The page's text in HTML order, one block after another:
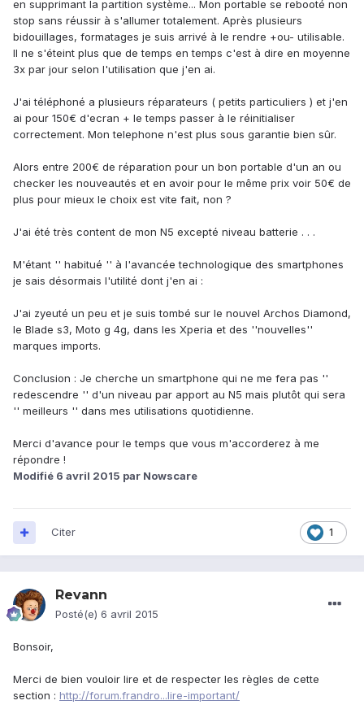
en supprimant la partition système... Mon portable se rebooté non
stop sans réussir à s'allumer totalement. Après plusieurs
bidouillages, formatages je suis arrivé à le rendre +ou- utilisable.
Il ne s'éteint plus que de temps en temps c'est à dire en moyenne
3x par jour selon l'utilisation que j'en ai.
J'ai téléphoné a plusieurs réparateurs ( petits particuliers ) et j'en
ai pour 150€ d'ecran + le temps passer à le réinitialiser
correctement. Mon telephone n'est plus sous garantie bien sûr.
Alors entre 200€ de réparation pour un bon portable d'un an ou
checker les nouveautés et en avoir pour le même prix voir 50€ de
plus pour mieux le choix est vite fait, non ?
J'ai été très content de mon N5 excepté niveau batterie . . .
M'étant '' habitué '' à l'avancée technologique des smartphones
je sais désormais l'utilité dont j'en ai :
J'ai zyeuté un peu et je suis tombé sur le nouvel Archos Diamond,
le Blade s3, Moto g 4g, dans les Xperia et des ''nouvelles''
marques imports.
Conclusion : Je cherche un smartphone qui ne me fera pas ''
redescendre '' d'un niveau par apport au N5 mais plutôt qui sera
'' meilleurs '' dans mes utilisations quotidienne.
Merci d'avance pour le temps que vous m'accorderez à me
répondre !
Modifié 6 avril 2015 par Nowscare
1
Citer
Revann
Posté(e) 6 avril 2015
Bonsoir,
Merci de bien vouloir lire et de respecter les règles de cette
section : http://forum.frandro...lire-important/